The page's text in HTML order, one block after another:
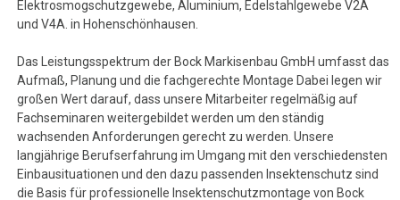
Elektrosmogschutzgewebe, Aluminium, Edelstahlgewebe V2A
und V4A. in Hohenschönhausen.
Das Leistungsspektrum der Bock Markisenbau GmbH umfasst das
Aufmaß, Planung und die fachgerechte Montage Dabei legen wir
großen Wert darauf, dass unsere Mitarbeiter regelmäßig auf
Fachseminaren weitergebildet werden um den ständig
wachsenden Anforderungen gerecht zu werden. Unsere
langjährige Berufserfahrung im Umgang mit den verschiedensten
Einbausituationen und den dazu passenden Insektenschutz sind
die Basis für professionelle Insektenschutzmontage von Bock